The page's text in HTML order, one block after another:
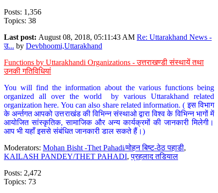
Posts: 1,356
Topics: 38
Last post: August 08, 2018, 05:11:43 AM Re: Uttarakhand News -
उ... by Devbhoomi,Uttarakhand
Functions by Uttarakhandi Organizations - उत्तराखण्डी संस्थायें तथा
उनकी गतिविधियां
You will find the information about the various functions being
organized all over the world by various Uttarakhand related
organization here. You can also share related information. ( इस विभाग
के अर्न्तगत आपको उत्तराखंड की विभिन्न संस्थाओ द्वारा विश्व के विभिन्न भागों में
आयोजित सांस्कृतिक, सामाजिक और अन्य कार्यक्रमों की जानकारी मिलेगी।
आप भी यहाँ इससे संबंधित जानकारी डाल सकते हैं।)
Moderators: Mohan Bisht -Thet Pahadi/मोहन बिष्ट-ठेठ पहाडी,
KAILASH PANDEY/THET PAHADI,प्रहलाद तडियाल
Posts: 2,472
Topics: 73